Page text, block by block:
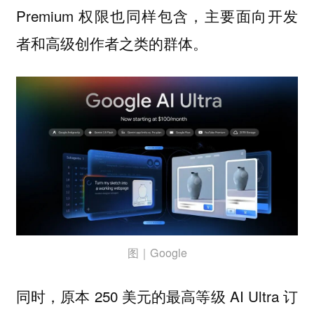
Premium 权限也同样包含，主要面向开发
者和高级创作者之类的群体。
图｜Google
同时，原本 250 美元的最高等级 AI Ultra 订